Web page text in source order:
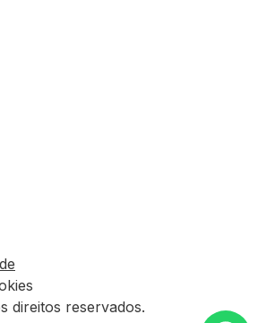
direitos reservados.